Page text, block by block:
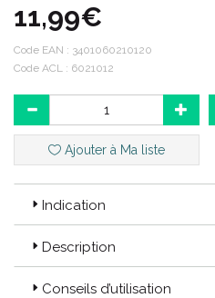
11,99€
Code EAN : 3401060210120
Code ACL : 6021012
Ajouter à Ma liste
Indication
Description
Conseils d’utilisation